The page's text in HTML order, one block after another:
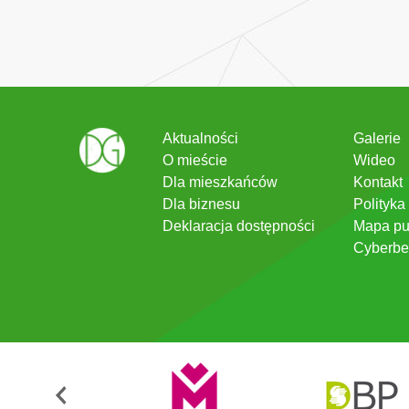
Aktualności
O mieście
Dla mieszkańców
Dla biznesu
Deklaracja dostępności
Galerie
Wideo
Kontakt
Mapa